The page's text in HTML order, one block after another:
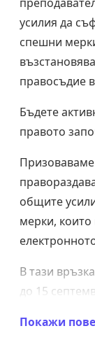
усилия да
спешни
правосъдие
Бъдете
правото
общите
мерки,
В тази
до 15
двете
Покажи